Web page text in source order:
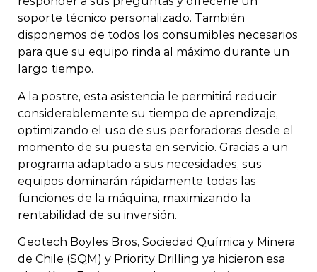
soporte técnico personalizado. También
disponemos de todos los consumibles necesarios
para que su equipo rinda al máximo durante un
largo tiempo.
A la postre, esta asistencia le permitirá reducir
considerablemente su tiempo de aprendizaje,
optimizando el uso de sus perforadoras desde el
momento de su puesta en servicio. Gracias a un
programa adaptado a sus necesidades, sus
equipos dominarán rápidamente todas las
funciones de la máquina, maximizando la
rentabilidad de su inversión.
Geotech Boyles Bros, Sociedad Química y Minera
de Chile (SQM) y Priority Drilling ya hicieron esa